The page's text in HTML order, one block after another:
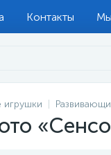
Контакты
игрушки